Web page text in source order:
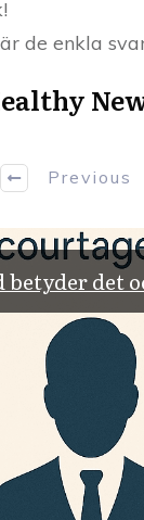
de enkla
Previous
betyder det